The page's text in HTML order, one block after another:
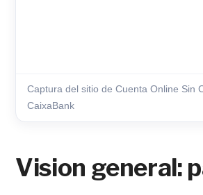
Captura del sitio de Cuenta Online Sin
CaixaBank
Vision general: